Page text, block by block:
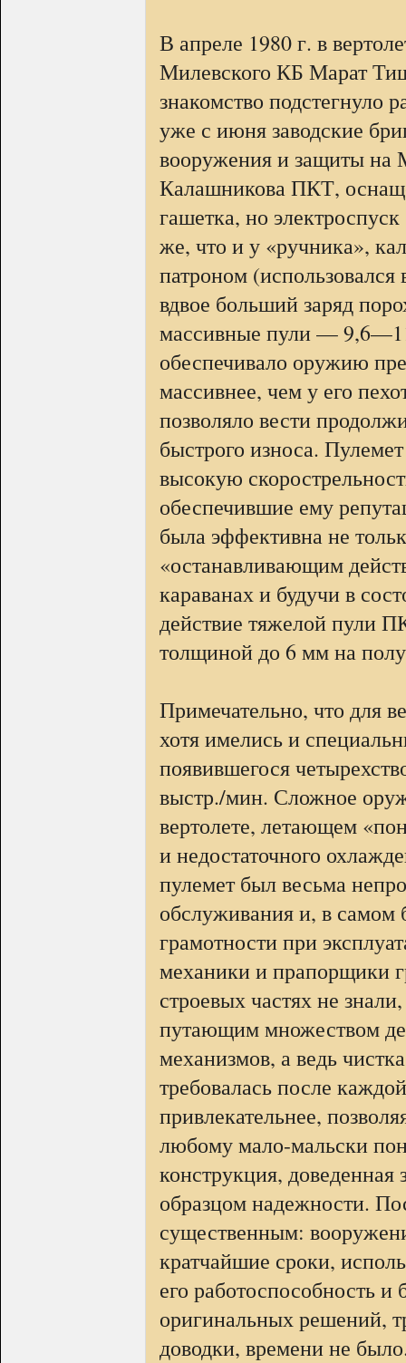
В апреле 1980 г. в
Милевского КБ Марат
знакомство подстегнуло
уже с июня заводские
вооружения и защиты на
Калашникова ПКТ,
гашетка, но
же, что и у «ручника»,
патроном
вдвое больший заряд
массивные пули —
обеспечивало оружию
массивнее, чем у его
позволяло вести
быстрого износа.
высокую
обеспечившие ему
была эффективна не
«останавливающим
караванах и будучи в
действие тяжелой пули
толщиной до 6 мм на
Примечательно, что для
хотя имелись и
появившегося
выстр./мин. Сложное
вертолете, летающем
и недостаточного
пулемет был весьма
обслуживания и, в самом
грамотности при
механики и прапорщики
строевых частях не
путающим множеством
механизмов, а ведь
требовалась после
привлекательнее,
любому мало-мальски
конструкция, доведенная
образцом надежности.
существенным:
кратчайшие сроки,
его работоспособность и
оригинальных решений,
доводки, времени не